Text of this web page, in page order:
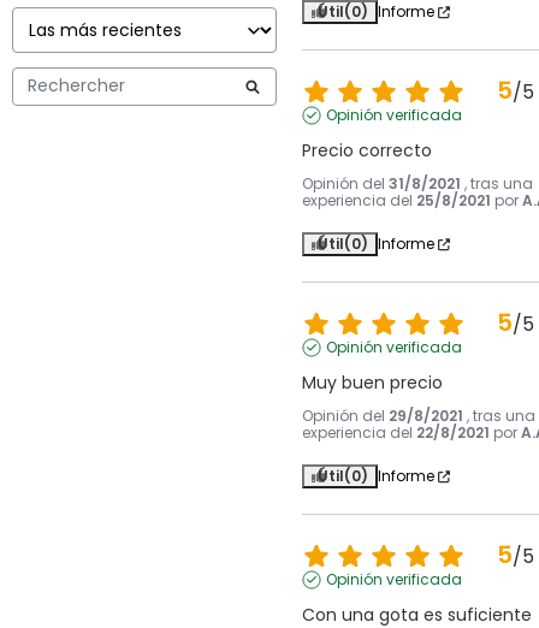
Útil(0) Informe
5/5
Opinión verificada
Precio correcto
Opinión del 31/8/2021 , tras una
experiencia del 25/8/2021 por
Útil(0) Informe
5/5
Opinión verificada
Muy buen precio
Opinión del 29/8/2021 , tras una
experiencia del 22/8/2021 por
Útil(0) Informe
5/5
Opinión verificada
Con una gota es suficiente